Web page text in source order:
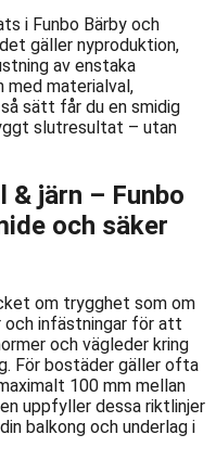
i Funbo Bärby och
gäller nyproduktion,
av enstaka
med materialval,
sätt får du en smidig
slutresultat – utan
& järn – Funbo
och säker
om trygghet som om
och infästningar för att
och vägleder kring
För bostäder gäller ofta
100 mm mellan
uppfyller dessa riktlinjer
balkong och underlag i